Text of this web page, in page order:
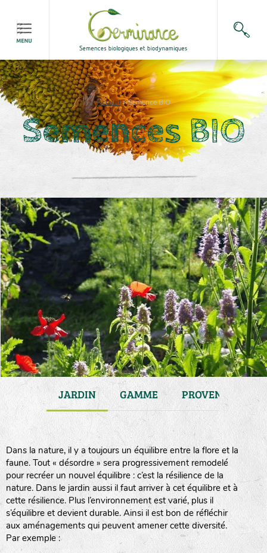
Accueil>Semence BIO
Semences BIO
JARDIN GAMME PROVENANCE
Dans la nature, il y a toujours un équilibre entre la flore et la
faune. Tout « désordre » sera progressivement remodelé
pour recréer un nouvel équilibre : c’est la résilience de la
nature. Dans le jardin aussi il faut arriver à cet équilibre et à
cette résilience. Plus l’environnement est varié, plus il
s’équilibre et devient durable. Ainsi il est bon de réfléchir
aux aménagements qui peuvent amener cette diversité.
Par exemple :